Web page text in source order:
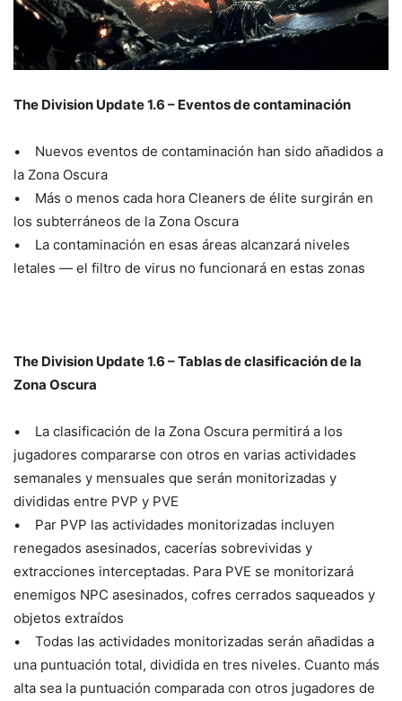
The Division Update 1.6 – Eventos de contaminación
• Nuevos eventos de contaminación han sido añadidos a
la Zona Oscura
• Más o menos cada hora Cleaners de élite surgirán en
los subterráneos de la Zona Oscura
• La contaminación en esas áreas alcanzará niveles
letales — el filtro de virus no funcionará en estas zonas
The Division Update 1.6 – Tablas de clasificación de la
Zona Oscura
• La clasificación de la Zona Oscura permitirá a los
jugadores compararse con otros en varias actividades
semanales y mensuales que serán monitorizadas y
divididas entre PVP y PVE
• Par PVP las actividades monitorizadas incluyen
renegados asesinados, cacerías sobrevividas y
extracciones interceptadas. Para PVE se monitorizará
enemigos NPC asesinados, cofres cerrados saqueados y
objetos extraídos
• Todas las actividades monitorizadas serán añadidas a
una puntuación total, dividida en tres niveles. Cuanto más
alta sea la puntuación comparada con otros jugadores de